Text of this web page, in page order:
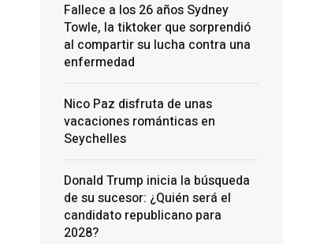
Fallece a los 26 años Sydney
Towle, la tiktoker que sorprendió
al compartir su lucha contra una
enfermedad
Nico Paz disfruta de unas
vacaciones románticas en
Seychelles
Donald Trump inicia la búsqueda
de su sucesor: ¿Quién será el
candidato republicano para
2028?